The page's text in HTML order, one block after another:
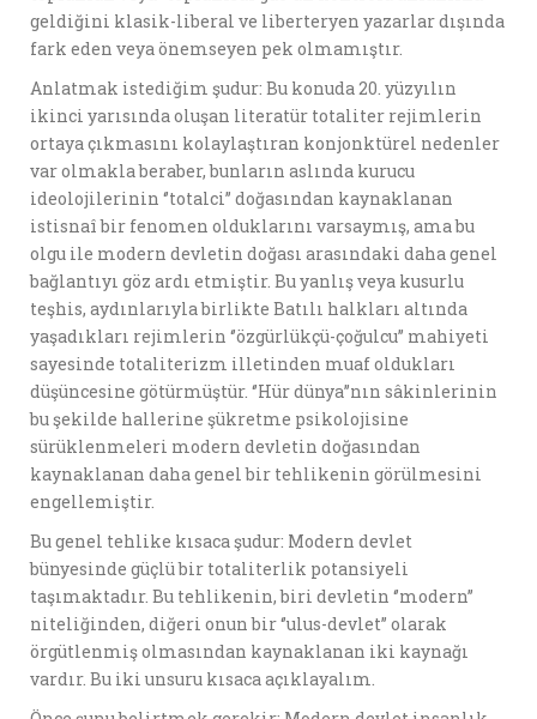
geldiğini klasik-liberal ve liberteryen yazarlar dışında
fark eden veya önemseyen pek olmamıştır.
Anlatmak istediğim şudur: Bu konuda 20. yüzyılın
ikinci yarısında oluşan literatür totaliter rejimlerin
ortaya çıkmasını kolaylaştıran konjonktürel nedenler
var olmakla beraber, bunların aslında kurucu
ideolojilerinin ‘’totalci’’ doğasından kaynaklanan
istisnaî bir fenomen olduklarını varsaymış, ama bu
olgu ile modern devletin doğası arasındaki daha genel
bağlantıyı göz ardı etmiştir. Bu yanlış veya kusurlu
teşhis, aydınlarıyla birlikte Batılı halkları altında
yaşadıkları rejimlerin ‘’özgürlükçü-çoğulcu’’ mahiyeti
sayesinde totaliterizm illetinden muaf oldukları
düşüncesine götürmüştür. ‘’Hür dünya’’nın sâkinlerinin
bu şekilde hallerine şükretme psikolojisine
sürüklenmeleri modern devletin doğasından
kaynaklanan daha genel bir tehlikenin görülmesini
engellemiştir.
Bu genel tehlike kısaca şudur: Modern devlet
bünyesinde güçlü bir totaliterlik potansiyeli
taşımaktadır. Bu tehlikenin, biri devletin ‘’modern’’
niteliğinden, diğeri onun bir ‘’ulus-devlet’’ olarak
örgütlenmiş olmasından kaynaklanan iki kaynağı
vardır. Bu iki unsuru kısaca açıklayalım.